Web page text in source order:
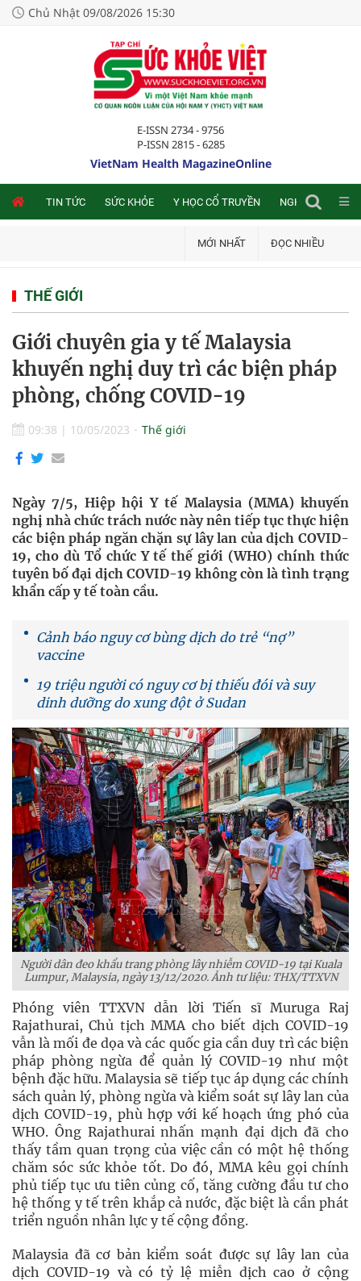
Chủ Nhật 09/08/2026 15:30
E-ISSN 2734 - 9756
P-ISSN 2815 - 6285
VietNam Health MagazineOnline
TIN TỨC SỨC KHỎE Y HỌC CỔ TRUYỀN NGHIÊN CỨU
MỚI NHẤT ĐỌC NHIỀU
THẾ GIỚI
Giới chuyên gia y tế Malaysia
khuyến nghị duy trì các biện pháp
phòng, chống COVID-19
09:38 | 10/05/2023 Thế giới
Ngày 7/5, Hiệp hội Y tế Malaysia (MMA) khuyến
nghị nhà chức trách nước này nên tiếp tục thực hiện
các biện pháp ngăn chặn sự lây lan của dịch COVID-
19, cho dù Tổ chức Y tế thế giới (WHO) chính thức
tuyên bố đại dịch COVID-19 không còn là tình trạng
khẩn cấp y tế toàn cầu.
Cảnh báo nguy cơ bùng dịch do trẻ “nợ”
vaccine
19 triệu người có nguy cơ bị thiếu đói và suy
dinh dưỡng do xung đột ở Sudan
Người dân đeo khẩu trang phòng lây nhiễm COVID-19 tại Kuala
Lumpur, Malaysia, ngày 13/12/2020. Ảnh tư liệu: THX/TTXVN
Phóng viên TTXVN dẫn lời Tiến sĩ Muruga Raj
Rajathurai, Chủ tịch MMA cho biết dịch COVID-19
vẫn là mối đe dọa và các quốc gia cần duy trì các biện
pháp phòng ngừa để quản lý COVID-19 như một
bệnh đặc hữu. Malaysia sẽ tiếp tục áp dụng các chính
sách quản lý, phòng ngừa và kiểm soát sự lây lan của
dịch COVID-19, phù hợp với kế hoạch ứng phó của
WHO. Ông Rajathurai nhấn mạnh đại dịch đã cho
thấy tầm quan trọng của việc cần có một hệ thống
chăm sóc sức khỏe tốt. Do đó, MMA kêu gọi chính
phủ tiếp tục ưu tiên củng cố, tăng cường đầu tư cho
hệ thống y tế trên khắp cả nước, đặc biệt là cần phát
triển nguồn nhân lực y tế cộng đồng.
Malaysia đã cơ bản kiểm soát được sự lây lan của
dịch COVID-19 và có tỷ lệ miễn dịch cao ở cộng